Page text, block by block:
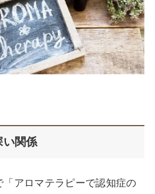
い関係
アロマテラピーで認知症の